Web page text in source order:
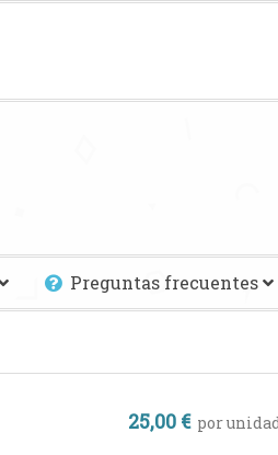
Preguntas frecuentes
25,00 € por